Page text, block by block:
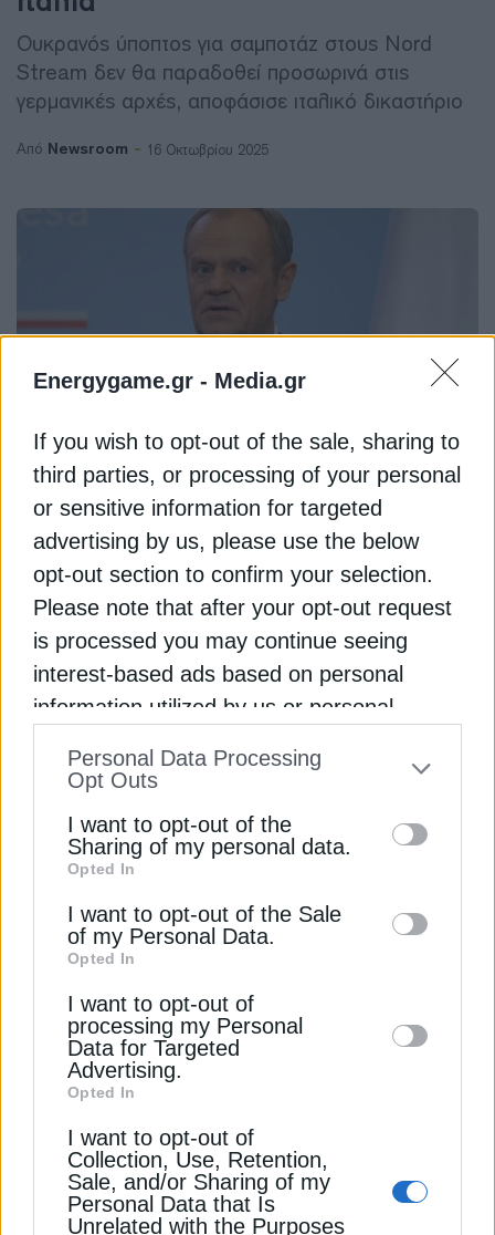
Energygame.gr - Media.gr
If you wish to opt-out of the sale, sharing to
third parties, or processing of your personal
or sensitive information for targeted
advertising by us, please use the below
opt-out section to confirm your selection.
Please note that after your opt-out request
is processed you may continue seeing
interest-based ads based on personal
information utilized by us or personal
to your opt-out. You may separately opt-out
information by third parties on the IAB’s list
of downstream participants. This
information may also be disclosed by us to
third parties on theIAB’s List of
Downstream Participants
disclose it to other third parties.
Personal Data Processing
Opt Outs
I want to opt-out of the
Sharing of my personal data.
Opted In
I want to opt-out of the Sale
of my Personal Data.
Opted In
I want to opt-out of
processing my Personal
Data for Targeted
Advertising.
Opted In
I want to opt-out of
Collection, Use, Retention,
Sale, and/or Sharing of my
Personal Data that Is
Unrelated with the Purposes
Ουκρανός ύποπτος για σαμποτάζ στους Nord
Stream δεν θα παραδοθεί προσωρινά στις
γερμανικές αρχές, αποφάσισε ιταλικό δικαστήριο
Από Newsroom 16 Οκτωβρίου 2025
ΦΥΣΙΚΟ ΑΕΡΙΟ
Nord Stream: Η Πολωνία λέει “όχι”
στη Γερμανία για την έκδοση
υπόπτου
Γιατί η Πολωνία αρνείται να παραδώσει στη
Γερμανία τον ύποπτο για τις εκρήξεις στους
αγωγούς φυσικού αερίου Nord Stream
Newsroom 10 Οκτωβρίου 2025
Ρωσία: Ο Nord Stream θα
μπορούσε να επαναλειτουργήσει
Εγγραφή στο Newsletter
την Πολιτική Απορρήτου